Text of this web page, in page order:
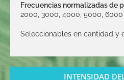
Frecuencias normalizadas de
2000, 3000, 4000, 5000, 6000
Seleccionables en cantidad y
INTENSIDAD